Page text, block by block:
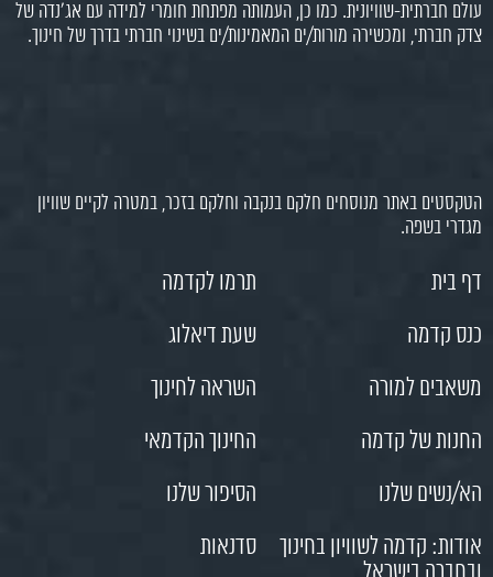
עולם חברתית-שוויונית. כמו כן, העמותה מפתחת חומרי למידה עם אג'נדה של
צדק חברתי, ומכשירה מורות/ים המאמינות/ים בשינוי חברתי בדרך של חינוך.
הטקסטים באתר מנוסחים חלקם בנקבה וחלקם בזכר, במטרה לקיים שוויון
מגדרי בשפה.
דף בית
תרמו לקדמה
כנס קדמה
שעת דיאלוג
משאבים למורה
השראה לחינוך
החנות של קדמה
החינוך הקדמאי
הא/נשים שלנו
הסיפור שלנו
אודות: קדמה לשוויון בחינוך
סדנאות